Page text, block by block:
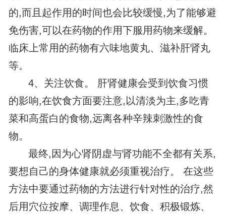
的,而且起作用的时间也会比较缓慢,为了能够避
免伤害,可以在药物的作用下服用药物来缓解。
临床上常用的药物有六味地黄丸、滋补肝肾丸
等。
4、关注饮食。 肝肾健康会受到饮食习惯
的影响,在饮食方面要注意,以清淡为主,多吃青
菜和高蛋白的食物,远离各种辛辣刺激性的食
物。
最终,因为心肾阴虚与肾功能不全都有关系,
要想自己的身体健康就必须重视治疗。 在这些
方法中要通过药物的方法进行针对性的治疗,然
后用穴位按摩、调理作息、饮食、积极锻炼、